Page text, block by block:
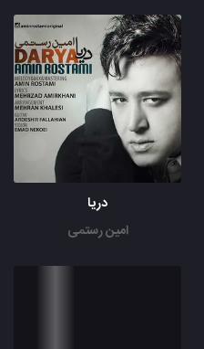
دریا
امین رستمی